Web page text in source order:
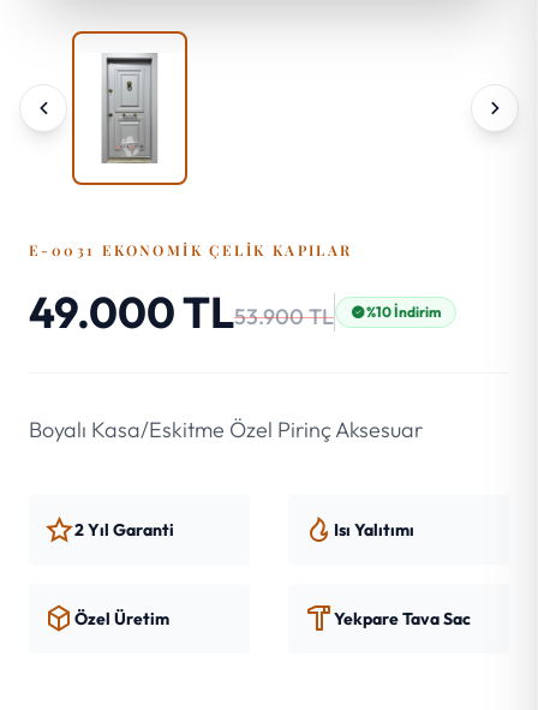
E-0031 EKONOMIK ÇELIK KAPILAR
49.000 TL53.900 TL %10 İndirim
Boyalı Kasa/Eskitme Özel Pirinç Aksesuar
2 Yıl Garanti Isı Yalıtımı
Özel Üretim Yekpare Tava Sac